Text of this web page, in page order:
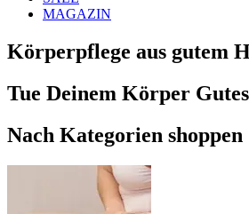
MAGAZIN
Körperpflege aus gutem
Tue Deinem Körper
Nach Kategorien shoppen